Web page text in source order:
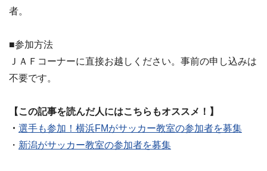
者。
■参加方法
ＪＡＦコーナーに直接お越しください。事前の申し込みは
不要です。
【この記事を読んだ人にはこちらもオススメ！】
・ 選手も参加！横浜FMがサッカー教室の参加者を募集
・ 新潟がサッカー教室の参加者を募集